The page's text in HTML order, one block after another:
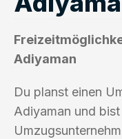
Adiyaman
Du planst einen
Adiyaman und